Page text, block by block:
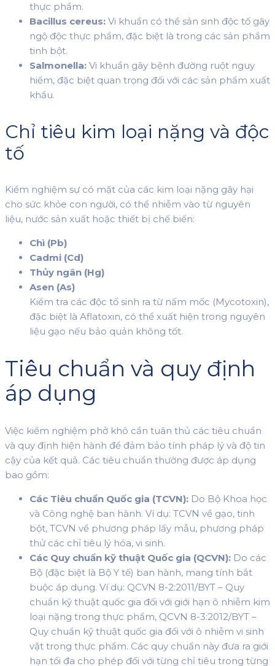
thực phẩm.
Bacillus cereus: Vi khuẩn có thể sản sinh độc tố gây
ngộ độc thực phẩm, đặc biệt là trong các sản phẩm
tinh bột.
Salmonella: Vi khuẩn gây bệnh đường ruột nguy
hiểm, đặc biệt quan trọng đối với các sản phẩm xuất
khẩu.
Chỉ tiêu kim loại nặng và độc
tố
Kiểm nghiệm sự có mặt của các kim loại nặng gây hại
cho sức khỏe con người, có thể nhiễm vào từ nguyên
liệu, nước sản xuất hoặc thiết bị chế biến:
Chì (Pb)
Cadmi (Cd)
Thủy ngân (Hg)
Asen (As)
Kiểm tra các độc tố sinh ra từ nấm mốc (Mycotoxin),
đặc biệt là Aflatoxin, có thể xuất hiện trong nguyên
liệu gạo nếu bảo quản không tốt.
Tiêu chuẩn và quy định
áp dụng
Việc kiểm nghiệm phở khô cần tuân thủ các tiêu chuẩn
và quy định hiện hành để đảm bảo tính pháp lý và độ tin
cậy của kết quả. Các tiêu chuẩn thường được áp dụng
bao gồm:
Các Tiêu chuẩn Quốc gia (TCVN): Do Bộ Khoa học
và Công nghệ ban hành. Ví dụ: TCVN về gạo, tinh
bột, TCVN về phương pháp lấy mẫu, phương pháp
thử các chỉ tiêu lý hóa, vi sinh.
Các Quy chuẩn kỹ thuật Quốc gia (QCVN): Do các
Bộ (đặc biệt là Bộ Y tế) ban hành, mang tính bắt
buộc áp dụng. Ví dụ: QCVN 8-2:2011/BYT – Quy
chuẩn kỹ thuật quốc gia đối với giới hạn ô nhiễm kim
loại nặng trong thực phẩm, QCVN 8-3:2012/BYT –
Quy chuẩn kỹ thuật quốc gia đối với ô nhiễm vi sinh
vật trong thực phẩm. Các quy chuẩn này đưa ra giới
hạn tối đa cho phép đối với từng chỉ tiêu trong từng